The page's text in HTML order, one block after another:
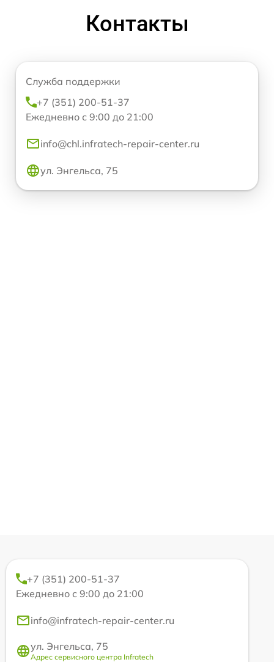
Контакты
Служба поддержки
+7 (351) 200-51-37
Ежедневно с 9:00 до 21:00
info@chl.infratech-repair-center.ru
ул. Энгельса, 75
+7 (351) 200-51-37
Ежедневно с 9:00 до 21:00
info@infratech-repair-center.ru
ул. Энгельса, 75
Адрес сервисного центра Infratech